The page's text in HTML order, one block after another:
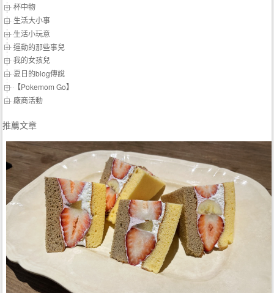
杯中物
生活大小事
生活小玩意
運動的那些事兒
我的女孩兒
夏日的blog傳說
【Pokemom Go】
廠商活動
推薦文章